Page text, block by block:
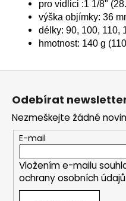
pro vidlici :1 1/8"
výška objímky: 36
délky: 90, 100, 110,
hmotnost: 140 g
ADC
390
Z
Odebírat
Nezmeškejte žádné
E-mail
Vložením e-mailu
ochrany osobních údajů